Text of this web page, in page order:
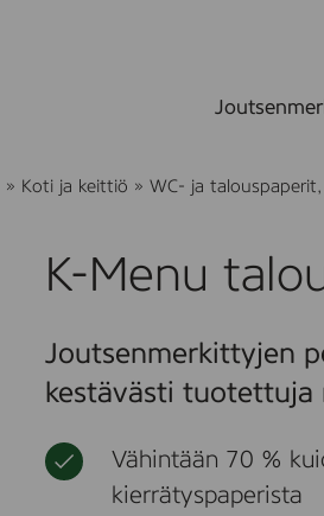
» Koti ja keittiö » WC- ja
K-Menu
Joutsenmerkittyjen
kestävästi tuotettuja
Vähintään 70 %
kierrätyspaperista